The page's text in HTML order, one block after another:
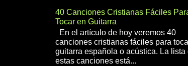
40 Canciones Cristianas Fáciles
Tocar en Guitarra
En el artículo de hoy veremos 40
canciones cristianas fáciles para
guitarra española o acústica. La lista
estas canciones está...